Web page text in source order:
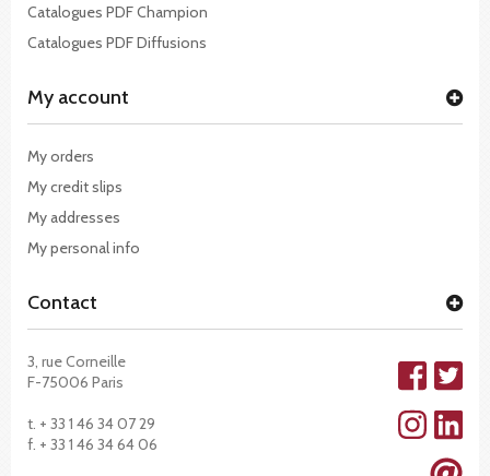
Catalogues PDF Champion
Catalogues PDF Diffusions
My account
My orders
My credit slips
My addresses
My personal info
Contact
3, rue Corneille
F-75006 Paris
t. + 33 1 46 34 07 29
f. + 33 1 46 34 64 06